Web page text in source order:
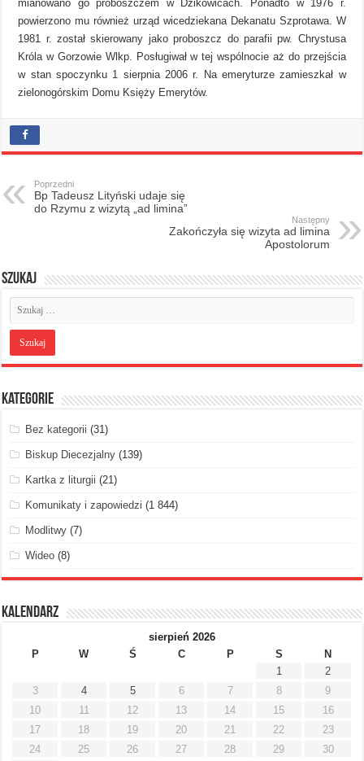
mianowano go proboszczem w Dzikowicach. Ponadto w 1976 r.
powierzono mu również urząd wicedziekana Dekanatu Szprotawa. W
1981 r. został skierowany jako proboszcz do parafii pw. Chrystusa
Króla w Gorzowie Wlkp. Posługiwał w tej wspólnocie aż do przejścia
w stan spoczynku 1 sierpnia 2006 r. Na emeryturze zamieszkał w
zielonogórskim Domu Księży Emerytów.
Poprzedni
Bp Tadeusz Lityński udaje się
do Rzymu z wizytą „ad limina”
Następny
Zakończyła się wizyta ad limina
Apostolorum
Szukaj
Kategorie
Bez kategorii (31)
Biskup Diecezjalny (139)
Kartka z liturgii (21)
Komunikaty i zapowiedzi (1 844)
Modlitwy (7)
Wideo (8)
Kalendarz
sierpień 2026
P
W Ś C P S
N
1
2
3
4 5 6 7 8
9
10
11 12 13 14 15
16
17
18 19 20 21 22
23
24
25 26 27 28 29
30